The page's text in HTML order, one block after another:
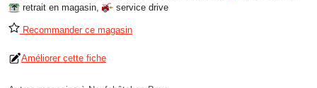
retrait en magasin, service drive
Recommander ce magasin
Améliorer cette fiche